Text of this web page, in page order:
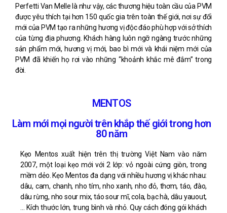
Perfetti Van Melle là như vậy, các thương hiệu toàn cầu của PVM
được yêu thích tại hơn 150 quốc gia trên toàn thế giới, nơi sự đổi
mới của PVM tạo ra những hương vị độc đáo phù hợp với sở thích
của từng địa phương. Khách hàng luôn ngỡ ngàng trước những
sản phẩm mới, hương vị mới, bao bì mới và khái niệm mới của
PVM đã khiến họ rơi vào những “khoảnh khắc mê đắm” trong
đời.
MENTOS
Làm mới mọi người trên khắp thế giới trong hơn
80 năm
Kẹo Mentos xuất hiện trên thị trường Việt Nam vào năm
2007, một loại kẹo mới với 2 lớp: vỏ ngoài cứng giòn, trong
mềm dẻo. Kẹo Mentos đa dạng với nhiều hương vị khác nhau:
dâu, cam, chanh, nho tím, nho xanh, nho đỏ, thơm, táo, đào,
dâu rừng, nho sour mix, táo sour mĩ, cola, bạc hà, dâu yauout,
… Kích thước lớn, trung bình và nhỏ. Quy cách đóng gói khách